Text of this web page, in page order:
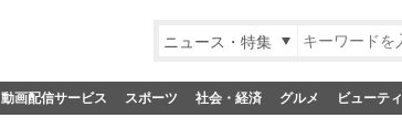
ニュース・特集
動画配信サービス スポーツ 社会・経済 グルメ ビューティ